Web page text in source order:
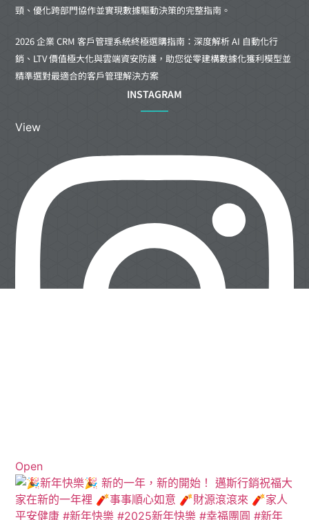
頸、優化跨部門協作並實現數據驅動決策的完整指南。
2026 企業 CRM 客戶管理系統終極選購指南：深度解析 AI 自動化行
銷、LTV 價值極大化與雲端資安防護，助您從零建構數據化獲利模型並
精準選對最適合的客戶管理解決方案
INSTAGRAM
View
Open